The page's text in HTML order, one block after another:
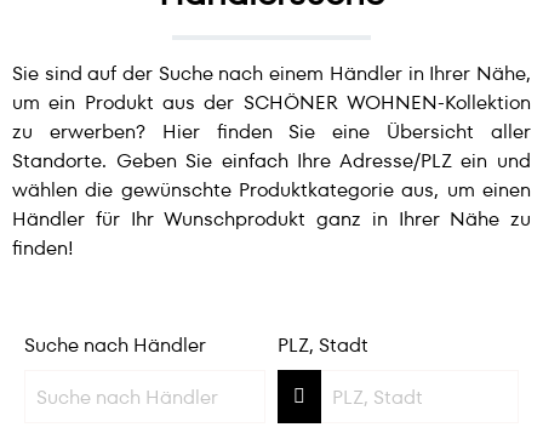
Sie sind auf der Suche nach einem Händler in Ihrer Nähe,
um ein Produkt aus der SCHÖNER WOHNEN-Kollektion
zu erwerben? Hier finden Sie eine Übersicht aller
Standorte. Geben Sie einfach Ihre Adresse/PLZ ein und
wählen die gewünschte Produktkategorie aus, um einen
Händler für Ihr Wunschprodukt ganz in Ihrer Nähe zu
finden!
Suche nach Händler PLZ, Stadt